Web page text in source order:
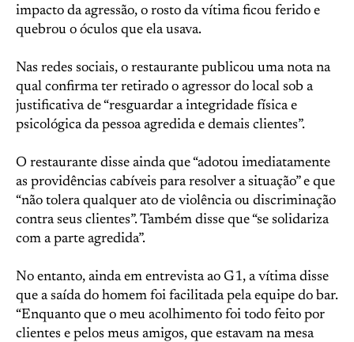
impacto da agressão, o rosto da vítima ficou ferido e
quebrou o óculos que ela usava.
Nas redes sociais, o restaurante publicou uma nota na
qual confirma ter retirado o agressor do local sob a
justificativa de “resguardar a integridade física e
psicológica da pessoa agredida e demais clientes”.
O restaurante disse ainda que “adotou imediatamente
as providências cabíveis para resolver a situação” e que
“não tolera qualquer ato de violência ou discriminação
contra seus clientes”. Também disse que “se solidariza
com a parte agredida”.
No entanto, ainda em entrevista ao G1, a vítima disse
que a saída do homem foi facilitada pela equipe do bar.
“Enquanto que o meu acolhimento foi todo feito por
clientes e pelos meus amigos, que estavam na mesa